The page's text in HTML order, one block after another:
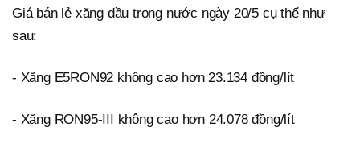
Giá bán lẻ xăng dầu trong nước ngày 20/5 cụ thể như
sau:
- Xăng E5RON92 không cao hơn 23.134 đồng/lít
- Xăng RON95-III không cao hơn 24.078 đồng/lít